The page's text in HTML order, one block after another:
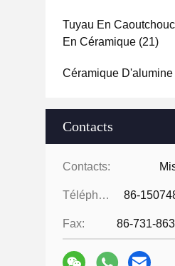
Tuyau En
En Céramique (21)
Céramique D'alumine
Contacts
Contacts:
Téléphone: 86-
Fax: 86-731-